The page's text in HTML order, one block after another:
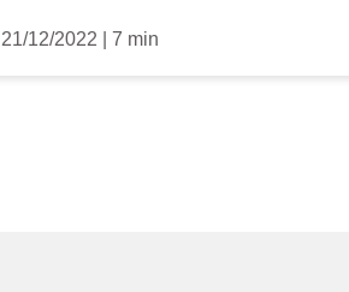
21/12/2022 7 min